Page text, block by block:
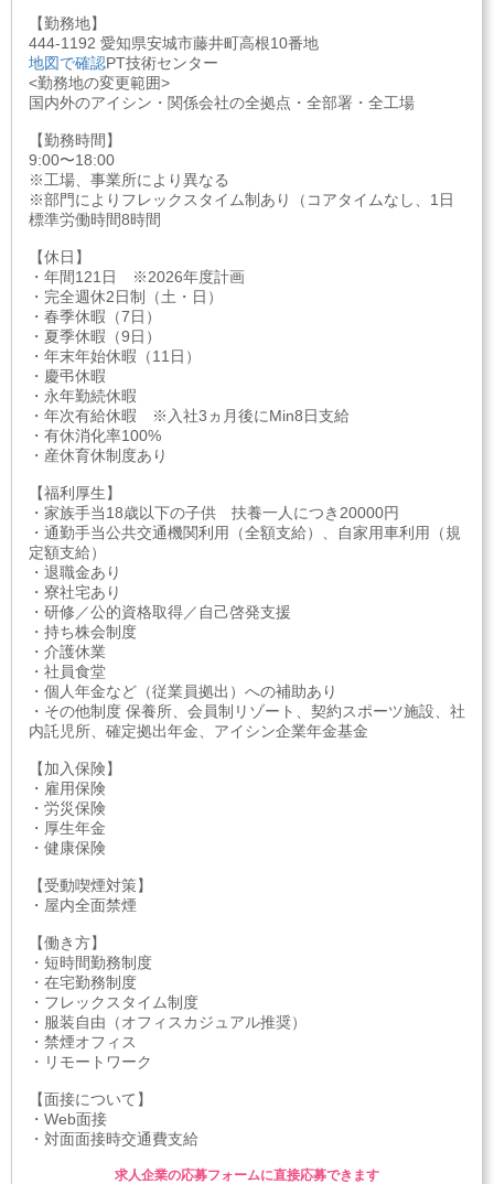
【勤務地】
444-1192 愛知県安城市藤井町高根10番地
地図で確認PT技術センター
<勤務地の変更範囲>
国内外のアイシン・関係会社の全拠点・全部署・全工場
【勤務時間】
9:00〜18:00
※工場、事業所により異なる
※部門によりフレックスタイム制あり（コアタイムなし、1日
標準労働時間8時間
【休日】
・年間121日 ※2026年度計画
・完全週休2日制（土・日）
・春季休暇（7日）
・夏季休暇（9日）
・年末年始休暇（11日）
・慶弔休暇
・永年勤続休暇
・年次有給休暇 ※入社3ヵ月後にMin8日支給
・有休消化率100%
・産休育休制度あり
【福利厚生】
・家族手当18歳以下の子供 扶養一人につき20000円
・通勤手当公共交通機関利用（全額支給）、自家用車利用（規
定額支給）
・退職金あり
・寮社宅あり
・研修／公的資格取得／自己啓発支援
・持ち株会制度
・介護休業
・社員食堂
・個人年金など（従業員拠出）への補助あり
・その他制度 保養所、会員制リゾート、契約スポーツ施設、社
内託児所、確定拠出年金、アイシン企業年金基金
【加入保険】
・雇用保険
・労災保険
・厚生年金
・健康保険
【受動喫煙対策】
・屋内全面禁煙
【働き方】
・短時間勤務制度
・在宅勤務制度
・フレックスタイム制度
・服装自由（オフィスカジュアル推奨）
・禁煙オフィス
・リモートワーク
【面接について】
・Web面接
・対面面接時交通費支給
求人企業の応募フォームに直接応募できます